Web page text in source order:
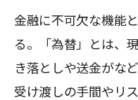
金融に不可欠な機能
る。「為替」とは、
き落としや送金がな
受け渡しの手間やリ